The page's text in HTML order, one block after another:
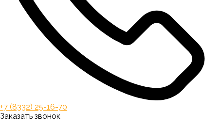
+7 (8332) 25-16-70
Заказать звонок